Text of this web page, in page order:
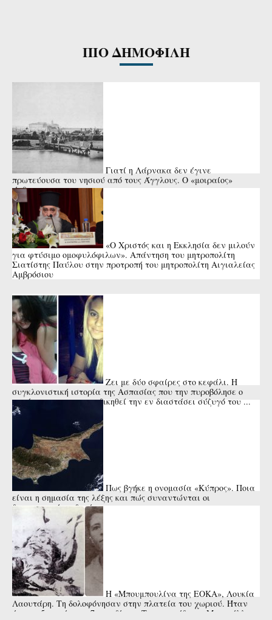
ΠΙΟ ΔΗΜΟΦΙΛΗ
Γιατί η Λάρνακα δεν έγινε
πρωτεύουσα του νησιού από τους Άγγλους. Ο «μοιραίος»
άνθρωπος
«Ο Χριστός και η Εκκλησία δεν μιλούν
για φτύσιμο ομοφυλόφιλων». Απάντηση του μητροπολίτη
Σιατίστης Παύλου στην προτροπή του μητροπολίτη Αιγιαλείας
Αμβρόσιου
Ζει με δύο σφαίρες στο κεφάλι. Η
συγκλονιστική ιστορία της Ασπασίας που την πυροβόλησε ο
πατέρας της για να εκδικηθεί την εν διαστάσει σύζυγό του ...
Πως βγήκε η ονομασία «Κύπρος». Ποια
είναι η σημασία της λέξης και πώς συναντώνται οι
διαφορετικές εκδοχές
Η «Μπουμπουλίνα της ΕΟΚΑ», Λουκία
Λαουτάρη. Τη δολοφόνησαν στην πλατεία του χωριού. Ήταν
έγκυος 5 μηνών στο 7ο παιδί της. Το τραγούδι της Μαρινέλλας